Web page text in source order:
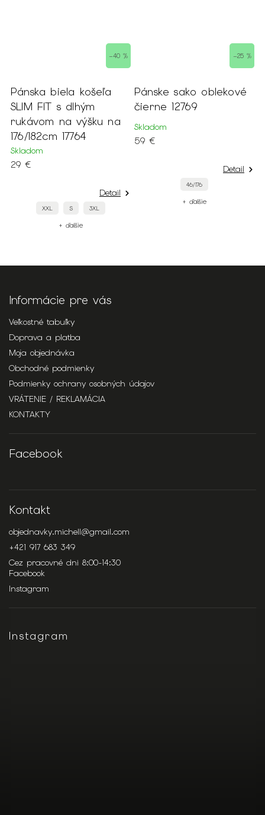
–40 %
Pánska biela košeľa
SLIM FIT s dlhým
rukávom na výšku na
176/182cm 17764
Skladom
29 €
Detail
XXL S 3XL
+ ďalšie
–25 %
Pánske sako oblekové
čierne 12769
Skladom
59 €
Detail
46/176
+ ďalšie
Informácie pre vás
Veľkostné tabuľky
Doprava a platba
Moja objednávka
Obchodné podmienky
Podmienky ochrany osobných údajov
VRÁTENIE / REKLAMÁCIA
KONTAKTY
Facebook
Kontakt
objednavky.michell@gmail.com
+421 917 683 349
Cez pracovné dni 8:00-14:30
Facebook
Instagram
Instagram